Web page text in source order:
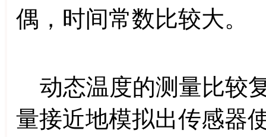
偶，时间常数比较大。
动态温度的测量比较
量接近地模拟出传感器